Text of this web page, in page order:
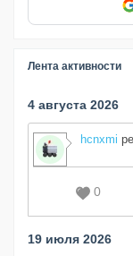
Лента активности
4 августа 2026
hcnxmi
0
19 июля 2026